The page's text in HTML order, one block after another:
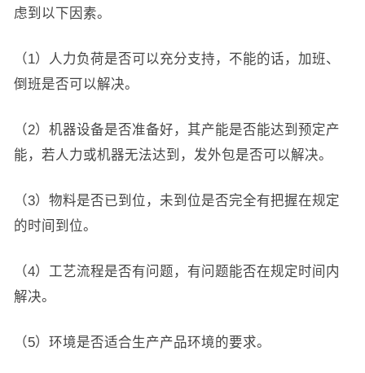
虑到以下因素。
（1）人力负荷是否可以充分支持，不能的话，加班、
倒班是否可以解决。
（2）机器设备是否准备好，其产能是否能达到预定产
能，若人力或机器无法达到，发外包是否可以解决。
（3）物料是否已到位，未到位是否完全有把握在规定
的时间到位。
（4）工艺流程是否有问题，有问题能否在规定时间内
解决。
（5）环境是否适合生产产品环境的要求。